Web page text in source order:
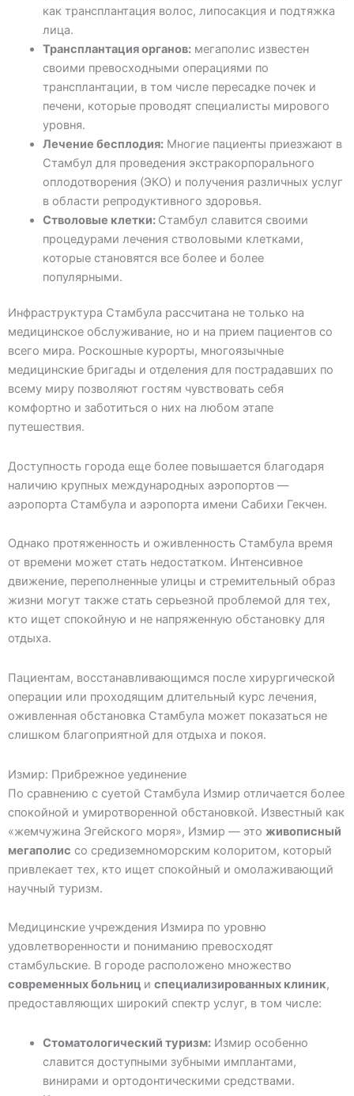
как трансплантация волос, липосакция и подтяжка
лица.
Трансплантация органов:мегаполис известен
своими превосходными операциями по
трансплантации, в том числе пересадке почек и
печени, которые проводят специалисты мирового
уровня.
Лечение бесплодия:Многие пациенты приезжают в
Стамбул для проведения экстракорпорального
оплодотворения (ЭКО) и получения различных услуг
в области репродуктивного здоровья.
Стволовые клетки: Стамбул славится своими
процедурами лечения стволовыми клетками,
которые становятся все более и более
популярными.
Инфраструктура Стамбула рассчитана не только на
медицинское обслуживание, но и на прием пациентов со
всего мира. Роскошные курорты, многоязычные
медицинские бригады и отделения для пострадавших по
всему миру позволяют гостям чувствовать себя
комфортно и заботиться о них на любом этапе
путешествия.
Доступность города еще более повышается благодаря
наличию крупных международных аэропортов —
аэропорта Стамбула и аэропорта имени Сабихи Гекчен.
Однако протяженность и оживленность Стамбула время
от времени может стать недостатком. Интенсивное
движение, переполненные улицы и стремительный образ
жизни могут также стать серьезной проблемой для тех,
кто ищет спокойную и не напряженную обстановку для
отдыха.
Пациентам, восстанавливающимся после хирургической
операции или проходящим длительный курс лечения,
оживленная обстановка Стамбула может показаться не
слишком благоприятной для отдыха и покоя.
Измир: Прибрежное уединение
По сравнению с суетой Стамбула Измир отличается более
спокойной и умиротворенной обстановкой. Известный как
«жемчужина Эгейского моря», Измир — это живописный
мегаполис со средиземноморским колоритом, который
привлекает тех, кто ищет спокойный и омолаживающий
научный туризм.
Медицинские учреждения Измира по уровню
удовлетворенности и пониманию превосходят
стамбульские. В городе расположено множество
современных больниц и специализированных клиник,
предоставляющих широкий спектр услуг, в том числе:
Стоматологический туризм:Измир особенно
славится доступными зубными имплантами,
винирами и ортодонтическими средствами.